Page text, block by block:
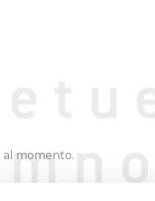
al momento.